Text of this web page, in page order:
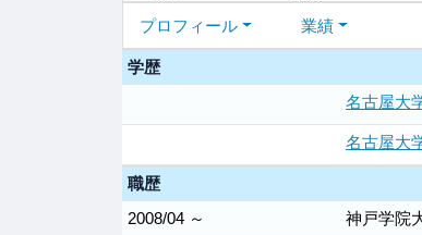
プロフィール 業績
学歴
名古屋大
名古屋大
職歴
2008/04 ～
神戸学院